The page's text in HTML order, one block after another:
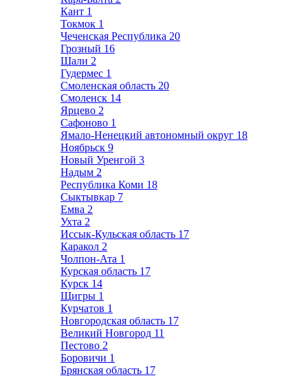
Кант 1
Токмок 1
Чеченская Республика 20
Грозный 16
Шали 2
Гудермес 1
Смоленская область 20
Смоленск 14
Ярцево 2
Сафоново 1
Ямало-Ненецкий автономный округ 18
Ноябрьск 9
Новый Уренгой 3
Надым 2
Республика Коми 18
Сыктывкар 7
Емва 2
Ухта 2
Иссык-Кульская область 17
Каракол 2
Чолпон-Ата 1
Курская область 17
Курск 14
Щигры 1
Курчатов 1
Новгородская область 17
Великий Новгород 11
Пестово 2
Боровичи 1
Брянская область 17